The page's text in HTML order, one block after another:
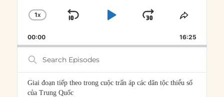
CHANGE
RATE
1X
SKIP
PLAYJUMP
FORWARD
SHARE
00:00 16:25
Search
Episodes
Giai đoạn tiếp theo trong cuộc trấn áp các dân tộc thiểu số
của Trung Quốc